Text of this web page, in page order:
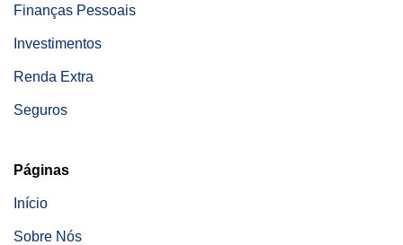
Finanças Pessoais
Investimentos
Renda Extra
Seguros
Páginas
Início
Sobre Nós